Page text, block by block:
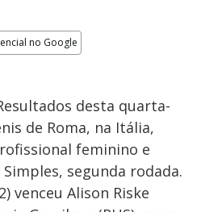
no Google
desta quarta-
de Roma, na Itália,
feminino e
segunda rodada.
venceu Alison Riske